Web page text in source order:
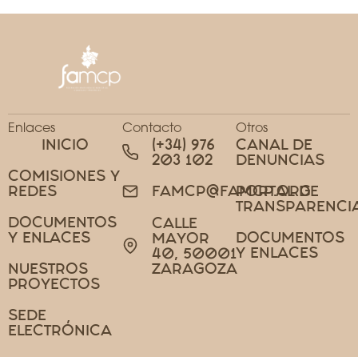
Enlaces
INICIO
COMISIONES Y
REDES
DOCUMENTOS
Y ENLACES
NUESTROS
PROYECTOS
SEDE
ELECTRÓNICA
Contacto
(+34) 976
203 102
FAMCP@FAMCP.ORG
CALLE
MAYOR
40, 50001
ZARAGOZA
Otros
CANAL DE
DENUNCIAS
PORTAL DE
DOCUMENTOS
Y ENLACES